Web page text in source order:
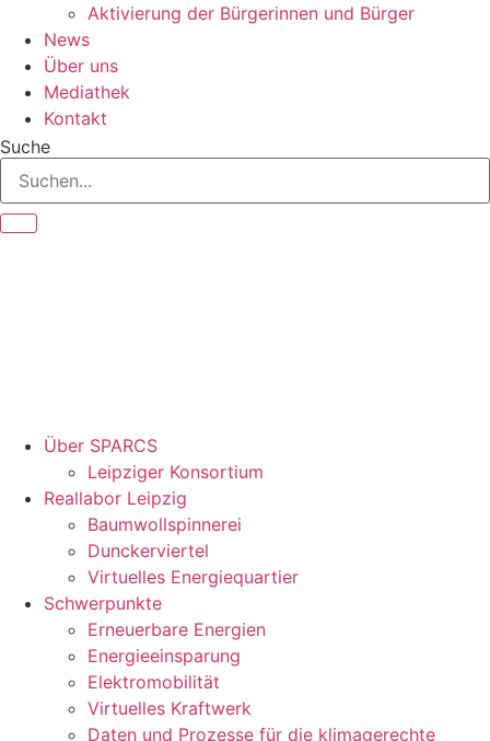
Aktivierung der Bürgerinnen und Bürger
News
Über uns
Mediathek
Kontakt
Suche
Über SPARCS
Leipziger Konsortium
Reallabor Leipzig
Baumwollspinnerei
Dunckerviertel
Virtuelles Energiequartier
Schwerpunkte
Erneuerbare Energien
Energieeinsparung
Elektromobilität
Virtuelles Kraftwerk
Daten und Prozesse für die klimagerechte